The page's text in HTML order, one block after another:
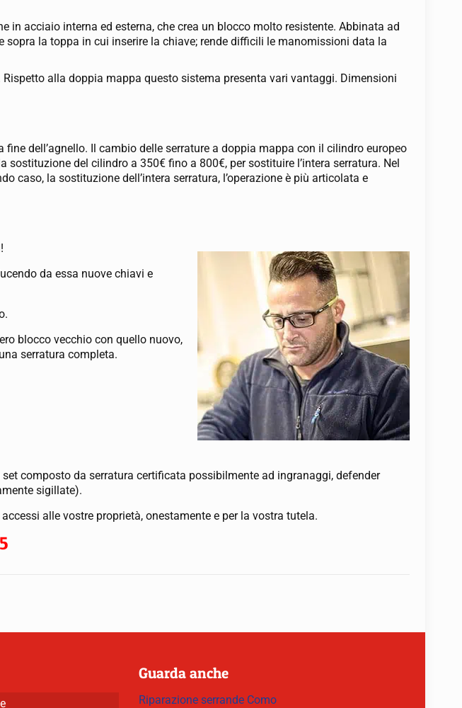
in acciaio interna ed esterna, che crea un blocco molto resistente. Abbinata ad
la toppa in cui inserire la chiave; rende difficili le manomissioni data la
alla doppia mappa questo sistema presenta vari vantaggi. Dimensioni
dell’agnello. Il cambio delle serrature a doppia mappa con il cilindro europeo
del cilindro a 350€ fino a 800€, per sostituire l’intera serratura. Nel
caso, la sostituzione dell’intera serratura, l’operazione è più articolata e
da essa nuove chiavi e
blocco vecchio con quello nuovo,
serratura completa.
composto da serratura certificata possibilmente ad ingranaggi, defender
sigillate).
alle vostre proprietà, onestamente e per la vostra tutela.
Guarda anche
Riparazione serrande Como